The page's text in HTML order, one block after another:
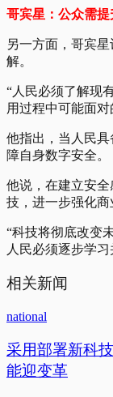
哥宾星：公众需
另一方面，哥宾
解。
“人民必须了解现
用过程中可能面对
他指出，当人民
障自身数字安全。
他说，在建立安
技，进一步强化商
“科技将彻底改变
人民必须逐步学
相关新闻
national
采用部署新科
能迎变革